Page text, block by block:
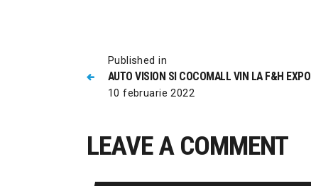
Published in
AUTO VISION SI COCOMALL VIN LA F&H EXPO
10 februarie 2022
LEAVE A COMMENT